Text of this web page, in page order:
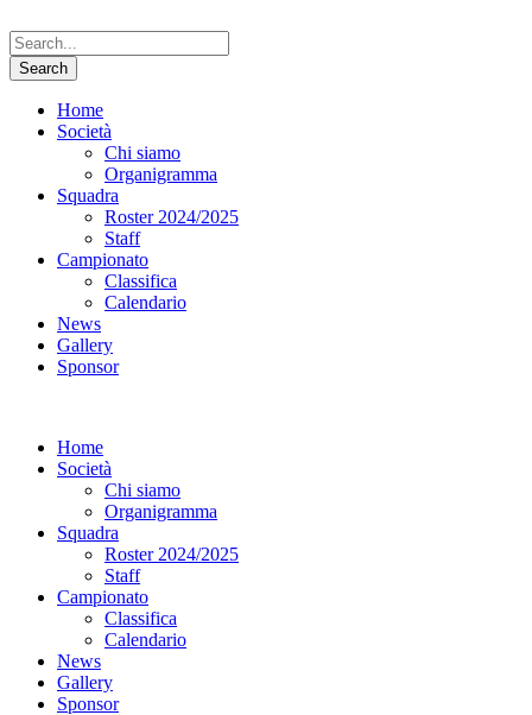
Home
Società
Chi siamo
Organigramma
Squadra
Roster 2024/2025
Staff
Campionato
Classifica
Calendario
News
Gallery
Sponsor
Home
Società
Chi siamo
Organigramma
Squadra
Roster 2024/2025
Staff
Campionato
Classifica
Calendario
News
Gallery
Sponsor